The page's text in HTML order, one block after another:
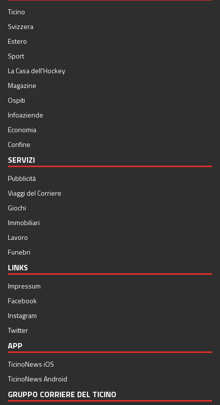
Ticino
Svizzera
Estero
Sport
La Casa dell'Hockey
Magazine
Ospiti
Infoaziende
Economia
Confine
SERVIZI
Pubblicità
Viaggi del Corriere
Giochi
Immobiliari
Lavoro
Funebri
LINKS
Impressum
Facebook
Instagram
Twitter
APP
TicinoNews iOS
TicinoNews Android
GRUPPO CORRIERE DEL TICINO